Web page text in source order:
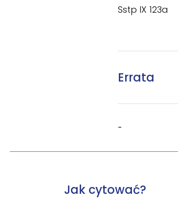
Sstp IX 123a
Errata
-
Jak cytować?